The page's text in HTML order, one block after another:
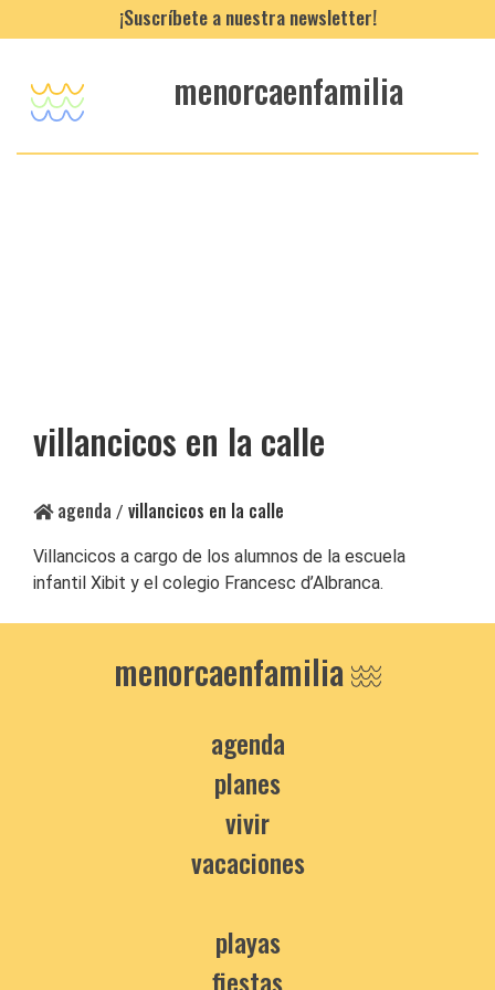
¡Suscríbete a nuestra newsletter!
menorcaenfamilia
villancicos en la calle
agenda / villancicos en la calle
Villancicos a cargo de los alumnos de la escuela
infantil Xibit y el colegio Francesc d’Albranca.
menorcaenfamilia
agenda
planes
vivir
vacaciones
playas
fiestas